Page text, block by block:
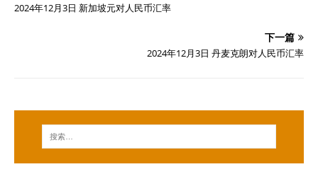
2024年12月3日 新加坡元对人民币汇率
下一篇
2024年12月3日 丹麦克朗对人民币汇率